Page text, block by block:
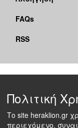
FAQs
RSS
Πολιτική
Το site heraklion.gr
περιεχόμενο,